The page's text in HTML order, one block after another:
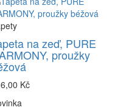
na zeď, PURE
proužky
Kč